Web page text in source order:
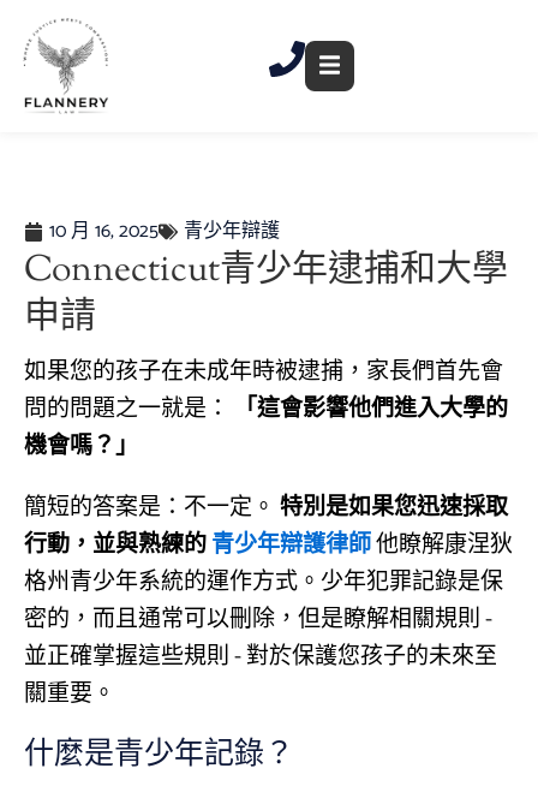
10 月 16, 2025 青少年辯護
Connecticut青少年逮捕和大學
申請
如果您的孩子在未成年時被逮捕，家長們首先會
問的問題之一就是：
「這會影響他們進入大學的
機會嗎？」
簡短的答案是：不一定。 特別是如果您迅速採取
行動，並與熟練的青少年辯護律師他瞭解康涅狄
格州青少年系統的運作方式。少年犯罪記錄是保
密的，而且通常可以刪除，但是瞭解相關規則 -
並正確掌握這些規則 - 對於保護您孩子的未來至
關重要。
什麼是青少年記錄？